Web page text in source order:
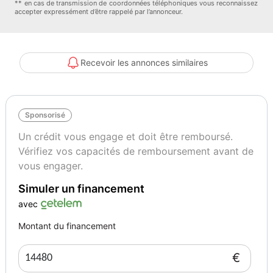
Détecteur de sous-gonflage indirect
Ecran multifonction couleur
Ecran tactile
Essuie-glace arrière
Feux arrière à led
Feux de freinage d'urgence
Feux de jour à led
Fixations isofix aux places arrières
Frein stationnement électrique
Freinage automatique d'urgence
Jantes alu
Kit mains-libres bluetooth
Lampe de coffre
** en cas de transmission de coordonnées téléphoniques vous reconnaissez
accepter expressément d’être rappelé par l’annonceur.
Recevoir les annonces similaires
Sponsorisé
Un crédit vous engage et doit être remboursé.
Vérifiez vos capacités de remboursement avant de
vous engager.
Simuler un financement
avec
Montant du financement
€